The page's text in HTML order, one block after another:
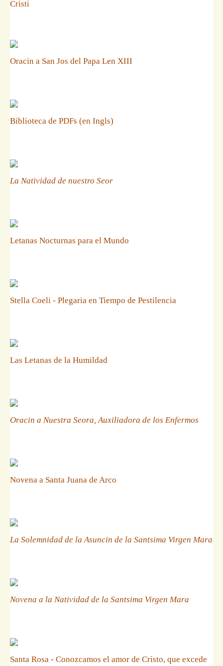
Cristi
Oracin a San Jos del Papa Len XIII
Biblioteca de PDFs (en Ingls)
La Natividad de nuestro Seor
Letanas Nocturnas para el Mundo
Stella Coeli - Plegaria en Tiempo de Pestilencia
Las Letanas de la Humildad
Oracin a Nuestra Seora, Auxiliadora de los Enfermos
Novena a Santa Juana de Arco
La Solemnidad de la Asuncin de la Santsima Virgen Mara
Novena a la Natividad de la Santsima Virgen Mara
Santa Rosa - Conozcamos el amor de Cristo, que excede